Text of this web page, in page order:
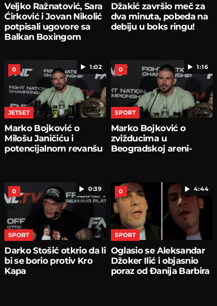
Veljko Ražnatović, Sara
Ćirković i Jovan Nikolić
potpisali ugovore sa
Balkan Boxingom
Džakić završio meč za
dva minuta, pobeda na
debiju u boks ringu!
1:02
0
JETSET
Marko Bojković o
Milošu Janičiću i
potencijalnom revanšu
1:16
0
SPORT
Marko Bojković o
zvižducima u
Beogradskoj areni-
0:39
0
SPORT
Darko Stošić otkrio da li
bi se borio protiv Kro
Kapa
4:44
0
SPORT
Oglasio se Aleksandar
Džoker Ilić i objasnio
poraz od Đanija Barbira